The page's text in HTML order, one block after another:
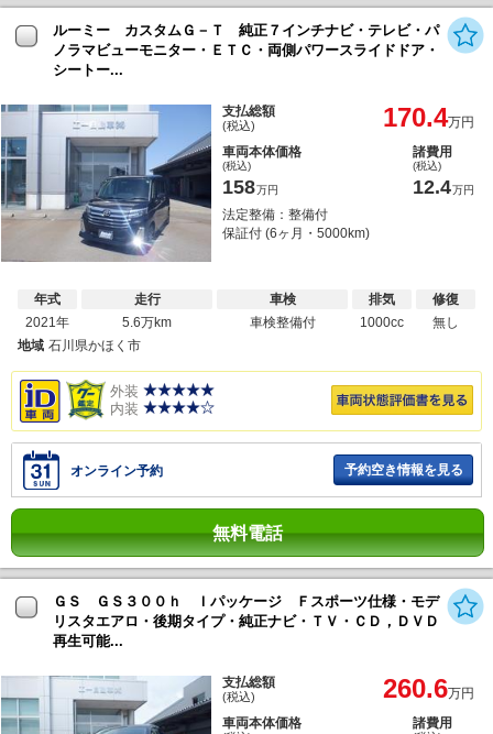
ルーミー カスタムＧ－Ｔ 純正７インチナビ・テレビ・パ
ノラマビューモニター・ＥＴＣ・両側パワースライドドア・
シートー...
支払総額
(税込) 170.4万円
車両本体価格
(税込)
158万円
諸費用
(税込)
12.4万円
法定整備：整備付
保証付 (6ヶ月・5000km)
年式
2021年
走行
5.6万km
車検
車検整備付
排気
1000cc
修復
無し
地域 石川県かほく市
外装
内装
オンライン予約 予約空き情報を見る
無料電話
ＧＳ ＧＳ３００ｈ Ｉパッケージ Ｆスポーツ仕様・モデ
リスタエアロ・後期タイプ・純正ナビ・ＴＶ・ＣＤ，ＤＶＤ
再生可能...
支払総額
(税込) 260.6万円
車両本体価格
諸費用